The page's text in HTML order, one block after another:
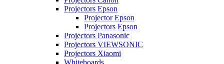
Projectors Epson
Projector Epson
Projectors Epson
Projectors Panasonic
Projectors VIEWSONIC
Projectors Xiaomi
Whiteboards